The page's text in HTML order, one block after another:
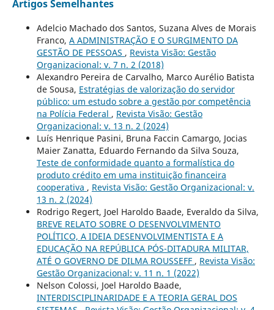
Artigos Semelhantes
Adelcio Machado dos Santos, Suzana Alves de Morais
Franco, A ADMINISTRAÇÃO E O SURGIMENTO DA
GESTÃO DE PESSOAS , Revista Visão: Gestão
Organizacional: v. 7 n. 2 (2018)
Alexandro Pereira de Carvalho, Marco Aurélio Batista
de Sousa, Estratégias de valorização do servidor
público: um estudo sobre a gestão por competência
na Polícia Federal , Revista Visão: Gestão
Organizacional: v. 13 n. 2 (2024)
Luís Henrique Pasini, Bruna Faccin Camargo, Jocias
Maier Zanatta, Eduardo Fernando da Silva Souza,
Teste de conformidade quanto a formalística do
produto crédito em uma instituição financeira
cooperativa , Revista Visão: Gestão Organizacional: v.
13 n. 2 (2024)
Rodrigo Regert, Joel Haroldo Baade, Everaldo da Silva,
BREVE RELATO SOBRE O DESENVOLVIMENTO
POLÍTICO, A IDEIA DESENVOLVIMENTISTA E A
EDUCAÇÃO NA REPÚBLICA PÓS-DITADURA MILITAR,
ATÉ O GOVERNO DE DILMA ROUSSEFF , Revista Visão:
Gestão Organizacional: v. 11 n. 1 (2022)
Nelson Colossi, Joel Haroldo Baade,
INTERDISCIPLINARIDADE E A TEORIA GERAL DOS